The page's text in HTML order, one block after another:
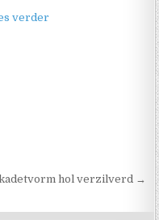
verder
hol verzilverd →